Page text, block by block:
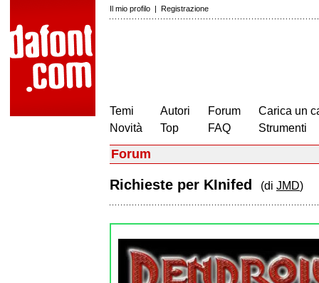
Il mio profilo | Registrazione
Temi
Novità
Autori
Top
Forum
FAQ
Carica un
Strumenti
Forum
Richieste per KInifed (di JMD)